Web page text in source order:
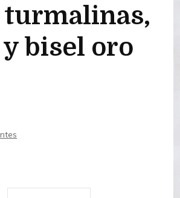
turmalinas,
bisel oro